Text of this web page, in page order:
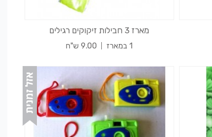
מארז 3 חבילות זיקוקים רגילים
1 במארז 9.00 ש"ח